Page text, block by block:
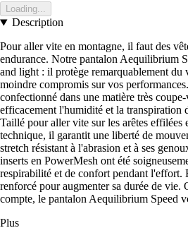
Loading...
Description
Pour aller vite en montagne, il faut des
endurance. Notre pantalon Aequilibrium
and light : il protège remarquablement du
moindre compromis sur vos
confectionné dans une matière très
efficacement l'humidité et la transpiration
Taillé pour aller vite sur les arêtes effilées
technique, il garantit une liberté de
stretch résistant à l'abrasion et à ses
inserts en PowerMesh ont été
respirabilité et de confort pendant l'effort.
renforcé pour augmenter sa durée de vie.
compte, le pantalon Aequilibrium Speed
Plus